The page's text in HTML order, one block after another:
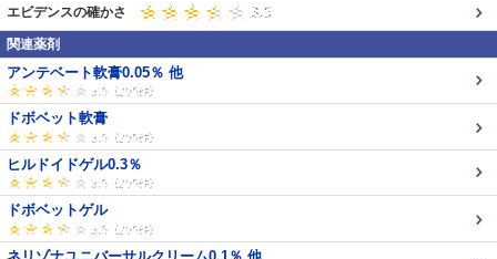
エビデンスの確かさ
関連薬剤
アンテベート軟膏0.05％ 他
ドボベット軟膏
ヒルドイドゲル0.3％
ドボベットゲル